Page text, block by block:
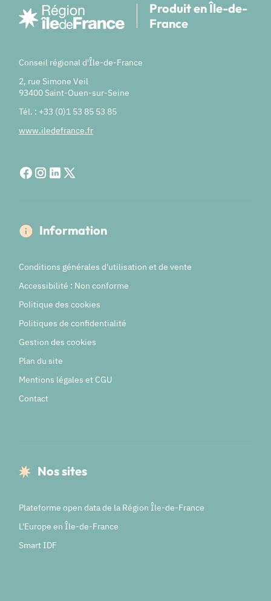
Produit en Île-de-
France
Conseil régional d'Île-de-France
2, rue Simone Veil
93400 Saint-Ouen-sur-Seine
Tél. : +33 (0)1 53 85 53 85
www.iledefrance.fr
Information
Conditions générales d'utilisation et de vente
Accessibilité : Non conforme
Politique des cookies
Politiques de confidentialité
Gestion des cookies
Plan du site
Mentions légales et CGU
Contact
Nos sites
Plateforme open data de la Région Île-de-France
L'Europe en Île-de-France
Smart IDF